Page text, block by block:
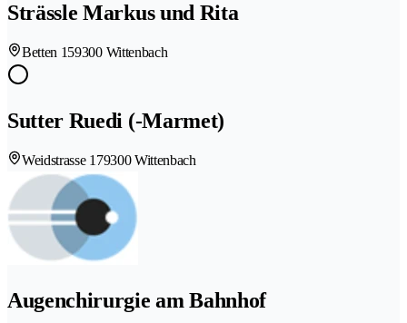
Strässle Markus und Rita
Betten 159300 Wittenbach
Sutter Ruedi (-Marmet)
Weidstrasse 179300 Wittenbach
Augenchirurgie am Bahnhof